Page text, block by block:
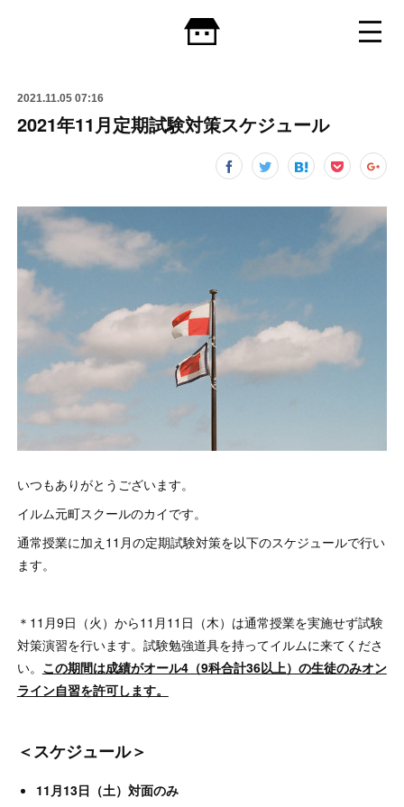
2021.11.05 07:16
2021年11月定期試験対策スケジュール
いつもありがとうございます。
イルム元町スクールのカイです。
通常授業に加え11月の定期試験対策を以下のスケジュールで行い
ます。
＊11月9日（火）から11月11日（木）は通常授業を実施せず試験
対策演習を行います。試験勉強道具を持ってイルムに来てくださ
い。 この期間は成績がオール4（9科合計36以上）の生徒のみオン
ライン自習を許可します。
＜スケジュール＞
11月13日（土）対面のみ